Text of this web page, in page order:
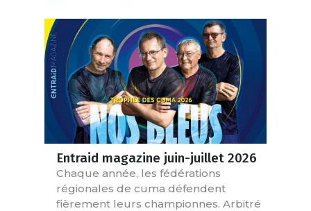
Entraid magazine juin-juillet 2026
Chaque année, les fédérations
régionales de cuma défendent
fièrement leurs championnes. Arbitré